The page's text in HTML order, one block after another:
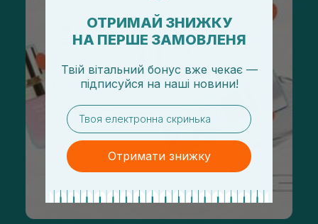
ОТРИМАЙ ЗНИЖКУ
НА ПЕРШЕ ЗАМОВЛЕНЯ
Твій вітальний бонус вже чекає —
підписуйся на наші новини!
email
Отримати знижку